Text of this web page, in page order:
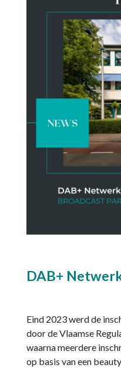
DAB+
Eind 2023 werd de
door de Vlaamse
waarna meerdere
op basis van een